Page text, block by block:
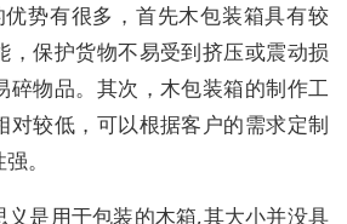
势有很多，首先木包装箱具有较
，保护货物不易受到挤压或震动损
碎物品。其次，木包装箱的制作工
对较低，可以根据客户的需求定制
。
义是用于包装的木箱,其大小并没具